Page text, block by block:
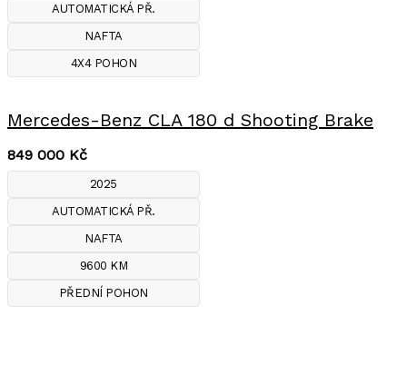
AUTOMATICKÁ PŘ.
NAFTA
4X4 POHON
Mercedes-Benz CLA 180 d Shooting Brake
849 000 Kč
2025
AUTOMATICKÁ PŘ.
NAFTA
9600 KM
PŘEDNÍ POHON